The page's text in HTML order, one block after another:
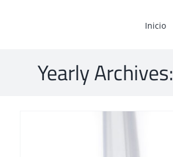
Inicio
Yearly Archives: